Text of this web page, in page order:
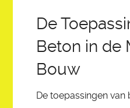
De
Beton in de
Bouw
De toepassingen